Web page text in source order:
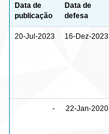
Data de
publicação
Data de
defesa
20-Jul-2023 16-Dez-2023
- 22-Jan-2020